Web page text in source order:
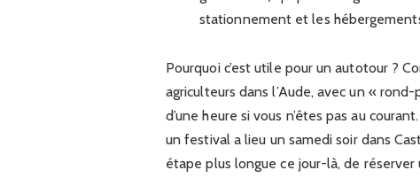
stationnement et les
Pourquoi c’est utile pour un autotour ?
agriculteurs dans l’Aude, avec un «
d’une heure si vous n’êtes pas au
un festival a lieu un samedi soir dans
étape plus longue ce jour-là, de